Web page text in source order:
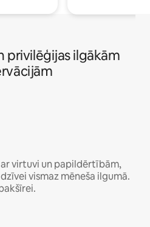
privilēģijas ilgākām
virtuvi un papildērtībām,
vismaz mēneša ilgumā.